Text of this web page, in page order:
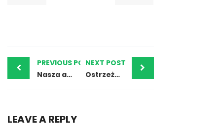
PREVIOUS POST
Nasza analiza kursu walut – HRK (Kuna chorwacka)
NEXT POST
Ostrzeżenia – Mart Diamonds SA i nasza opinia
LEAVE A REPLY